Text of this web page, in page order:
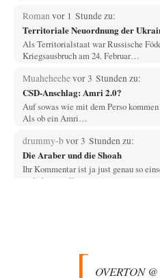
Roman vor 1 Stunde zu:
Territoriale Neuordnung der
Als Territorialstaat war Russische
Kriegsausbruch am 24. Februar…
Muaheheehevor 3 Stunden zu:
CSD-Anschlag: Amri 2.0?
Auf sowas wie mit dem Perso
Als ob ein Amri…
drummy-bvor 3 Stunden zu:
Die Araber und die Shoah
Ihr Kommentar ist ja just genau so
andichten wollen:…
Priester haben den Pharao…
vor 3 Stunden zu:
OVERTON